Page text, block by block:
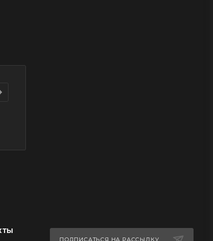
ПОДПИСАТЬСЯ НА РАССЫЛКУ